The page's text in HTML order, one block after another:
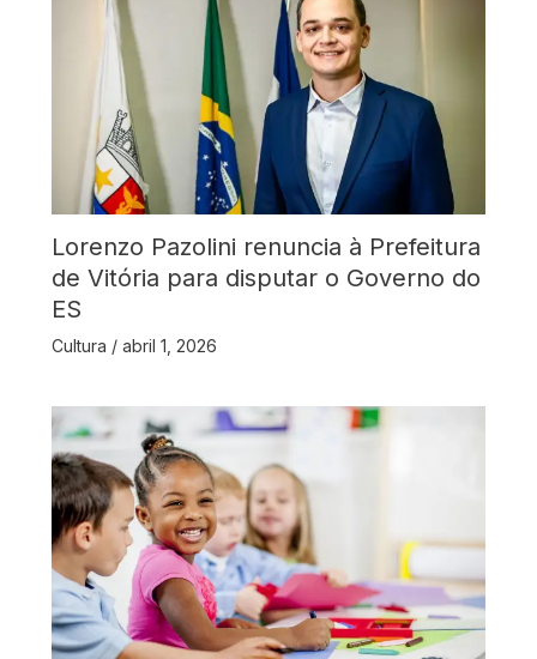
Lorenzo Pazolini renuncia à Prefeitura
de Vitória para disputar o Governo do
ES
Cultura / abril 1, 2026